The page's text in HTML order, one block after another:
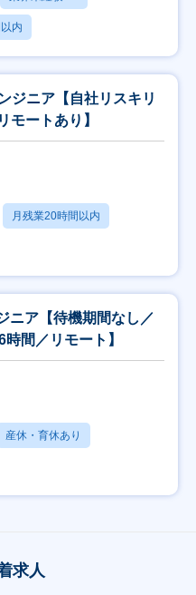
内
ニア【自社リスキリ
モートあり】
月残業20時間以内
ニア【待機期間なし／
間／リモート】
産休・育休あり
求人